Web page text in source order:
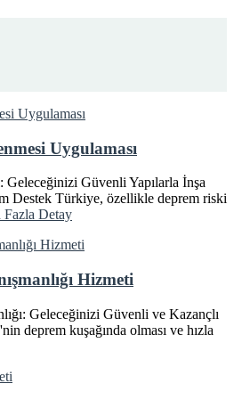
Uygulaması
Geleceğinizi Güvenli Yapılarla İnşa
Destek Türkiye, özellikle deprem riski
Fazla Detay
Hizmeti
Geleceğinizi Güvenli ve Kazançlı
deprem kuşağında olması ve hızla